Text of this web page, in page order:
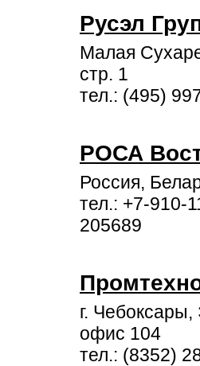
Русэл
Малая
стр. 1
тел.: (495)
РОСА
Россия,
тел.: +7-910-
205689
г. Чебоксары,
офис 104
тел.: (8352)